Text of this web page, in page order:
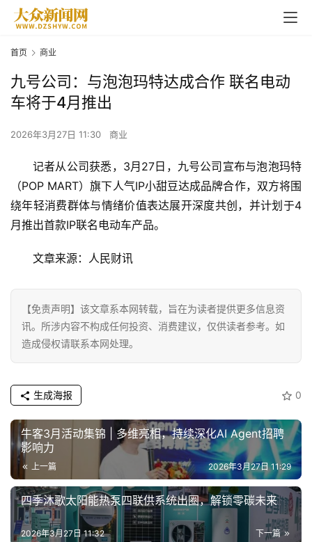
首页 商业
九号公司：与泡泡玛特达成合作 联名电动
车将于4月推出
2026年3月27日 11:30 商业
记者从公司获悉，3月27日，九号公司宣布与泡泡玛特
（POP MART）旗下人气IP小甜豆达成品牌合作，双方将围
绕年轻消费群体与情绪价值表达展开深度共创，并计划于4
月推出首款IP联名电动车产品。
文章来源：人民财讯
【免责声明】该文章系本网转载，旨在为读者提供更多信息资
讯。所涉内容不构成任何投资、消费建议，仅供读者参考。如
造成侵权请联系本网处理。
0
生成海报
牛客3月活动集锦 | 多维亮相，持续深化AI Agent招聘
影响力
上一篇 2026年3月27日 11:29
四季沐歌太阳能热泵四联供系统出圈，解锁零碳未来
下一篇
2026年3月27日 11:32